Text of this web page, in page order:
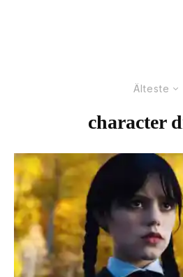
Älteste
character